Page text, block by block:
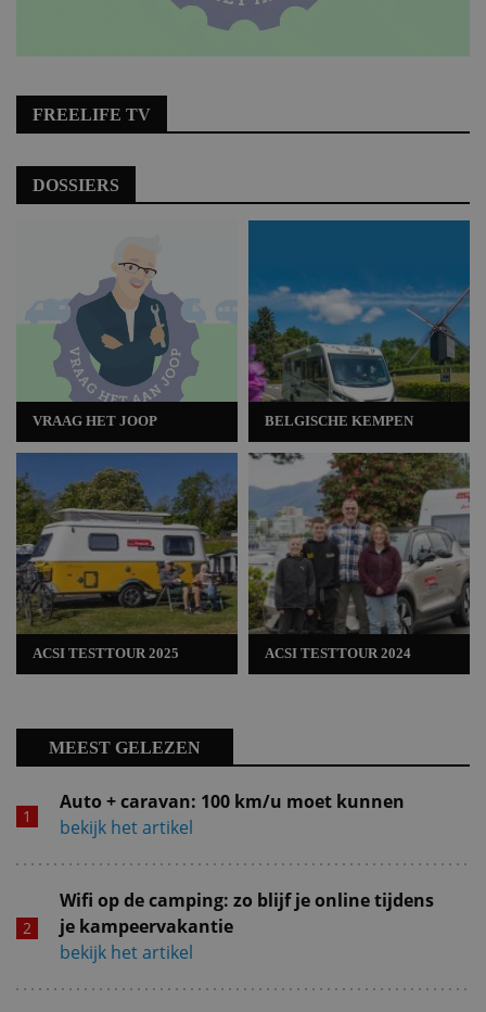
FREELIFE TV
DOSSIERS
VRAAG HET JOOP
ACSI TESTTOUR 2025
BELGISCHE KEMPEN
ACSI TESTTOUR 2024
MEEST GELEZEN
Auto + caravan: 100 km/u moet kunnen
bekijk het artikel
Wifi op de camping: zo blijf je online tijdens
je kampeervakantie
bekijk het artikel